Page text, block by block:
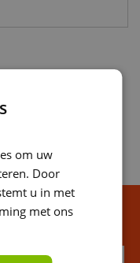
promoties
om uw
Door
u in met
met ons